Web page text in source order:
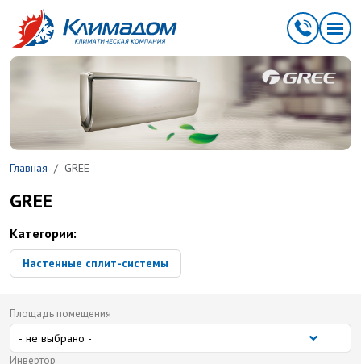
Перейти к основному содержанию
Главная GREE
GREE
Категории:
Настенные сплит-системы
Площадь помещения
Инвертор